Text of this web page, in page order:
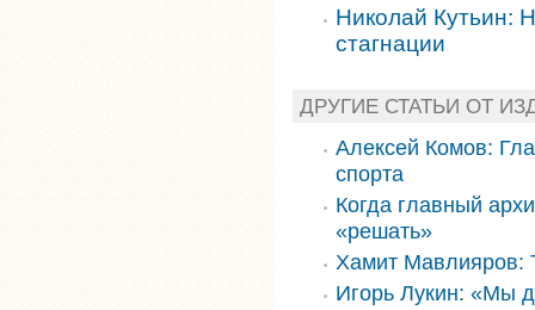
Николай Кутьин:
стагнации
ДРУГИЕ СТАТЬИ ОТ
Алексей Комов:
спорта
Когда главный
«решать»
Хамит Мавлияров:
Игорь Лукин: «Мы